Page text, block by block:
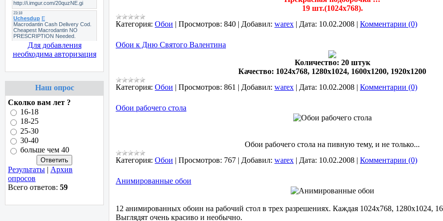
Для добавления
необходима авторизация
Наш опрос
Сколко вам лет ?
16-18
18-25
25-30
30-40
больше чем 40
Результаты | Архив
опросов
Всего ответов: 59
19 шт.(1024х768).
Категория: Обои | Просмотров: 840 | Добавил: warex | Дата: 10.02.2008 | Комментарии (0)
Обои к Дню Святого Валентина
Количество: 20 штук
Качество: 1024x768, 1280x1024, 1600x1200, 1920x1200
Категория: Обои | Просмотров: 861 | Добавил: warex | Дата: 10.02.2008 | Комментарии (0)
Обои рабочего стола
Обои рабочего стола на пивную тему, и не только...
Категория: Обои | Просмотров: 767 | Добавил: warex | Дата: 10.02.2008 | Комментарии (0)
Анимированные обои
12 анимированных обоин на рабочий стол в трех разрешениях. Каждая 1024x768, 1280x1024,
Выглядят очень красиво и необычно.